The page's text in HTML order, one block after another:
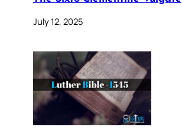
July 12, 2025